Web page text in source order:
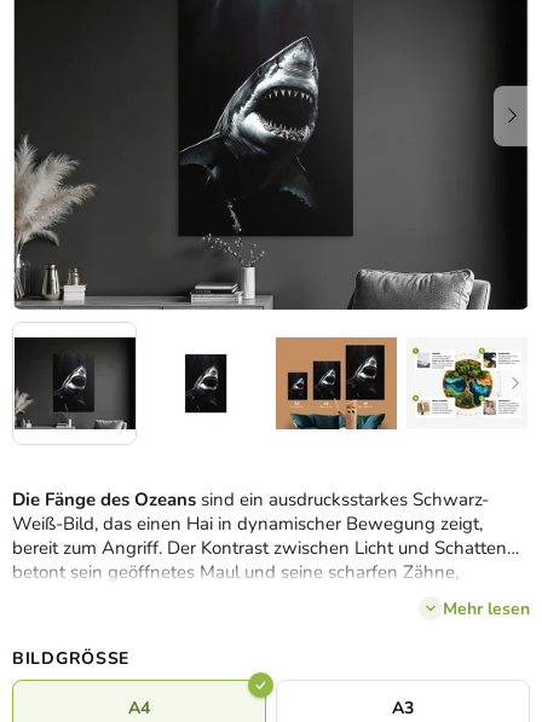
Die Fänge des Ozeans sind ein ausdrucksstarkes Schwarz-
Weiß-Bild, das einen Hai in dynamischer Bewegung zeigt,
bereit zum Angriff. Der Kontrast zwischen Licht und Schatten
betont sein geöffnetes Maul und seine scharfen Zähne,
wodurch die Spannung und rohe Energie des Meeresräubers
zum Ausdruck kommt. Die minimalistische Farbgebung
unterstreicht die Ausdruckskraft – das Bild ist ideal für
Liebhaber dramatischer Motive und ausdrucksstarker moderner
Kunst.
Mehr lesen
BILDGRÖSSE
A4 A3